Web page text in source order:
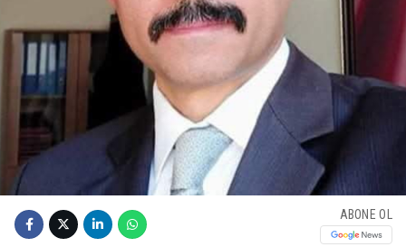
ABONE OL